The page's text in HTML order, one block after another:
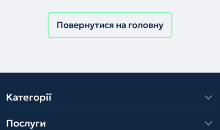
Повернутися на головну
Категорії
Послуги